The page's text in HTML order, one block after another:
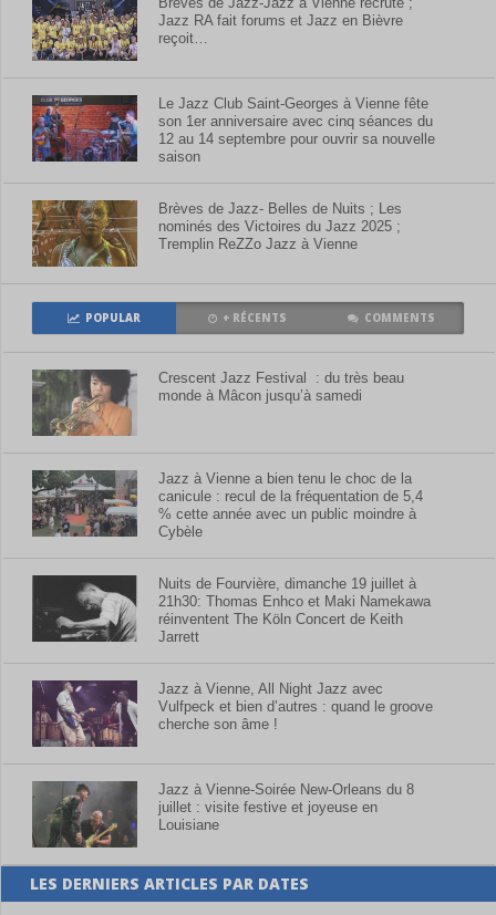
Jazz RA fait forums et Jazz en Bièvre
reçoit…
Le Jazz Club Saint-Georges à Vienne fête
son 1er anniversaire avec cinq séances du
12 au 14 septembre pour ouvrir sa nouvelle
saison
Brèves de Jazz- Belles de Nuits ; Les
nominés des Victoires du Jazz 2025 ;
Tremplin ReZZo Jazz à Vienne
POPULAR + RÉCENTS COMMENTS
Crescent Jazz Festival : du très beau
monde à Mâcon jusqu’à samedi
Jazz à Vienne a bien tenu le choc de la
canicule : recul de la fréquentation de 5,4
% cette année avec un public moindre à
Cybèle
Nuits de Fourvière, dimanche 19 juillet à
21h30: Thomas Enhco et Maki Namekawa
réinventent The Köln Concert de Keith
Jarrett
Jazz à Vienne, All Night Jazz avec
Vulfpeck et bien d’autres : quand le groove
cherche son âme !
Jazz à Vienne-Soirée New-Orleans du 8
juillet : visite festive et joyeuse en
Louisiane
LES DERNIERS ARTICLES PAR DATES